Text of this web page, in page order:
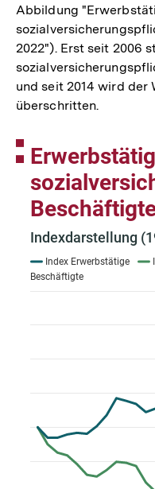
Abbildung
2022"). Erst seit 2006
und seit 2014 wird der
überschritten.